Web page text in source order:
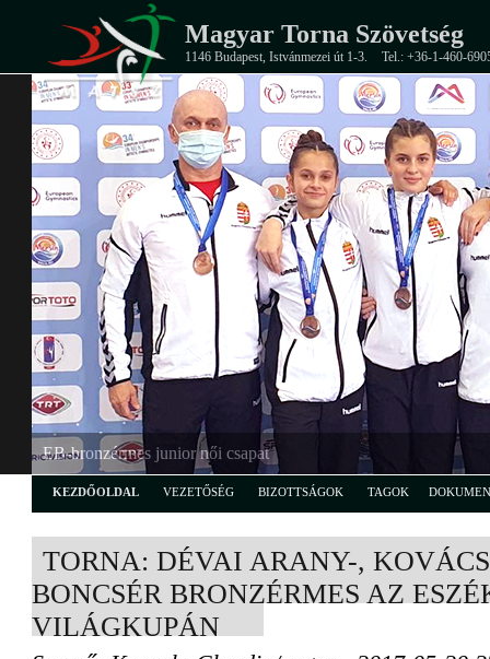
Magyar Torna Szövetség
1146 Budapest, Istvánmezei út 1-3. Tel.: +36-1-460-
EB-bronzérmes junior női csapat
KEZDŐOLDAL VEZETŐSÉG BIZOTTSÁGOK TAGOK
TORNA: DÉVAI ARANY-,
BONCSÉR BRONZÉRMES AZ
VILÁGKUPÁN